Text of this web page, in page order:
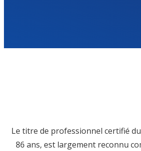
Le titre de professionnel certifié
86 ans, est largement reconnu